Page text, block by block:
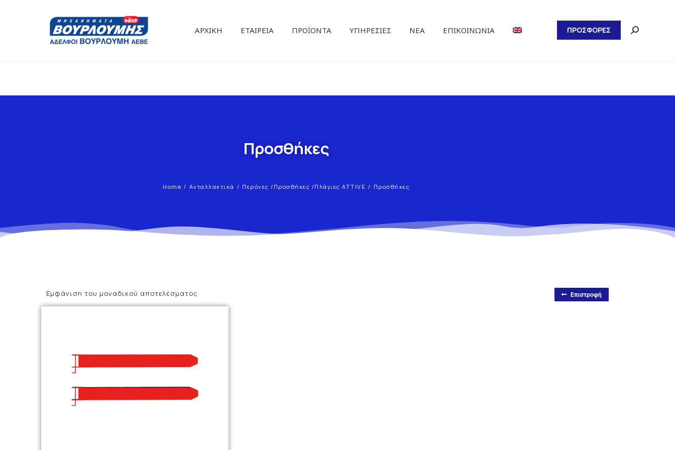
ΑΡΧΙΚΉ ΕΤΑΙΡΕΊΑ ΠΡΟΪΌΝΤΑ ΥΠΗΡΕΣΊΕΣ ΝΕΑ ΕΠΙΚΟΙΝΩΝΊΑ ΠΡΟΣΦΟΡΕΣ
Προσθήκες
Home Ανταλλακτικά Περόνες /Προσθήκες /Πλάγιες ATTIVE Προσθήκες
Εμφάνιση του μοναδικού αποτελέσματος Επιστροφή